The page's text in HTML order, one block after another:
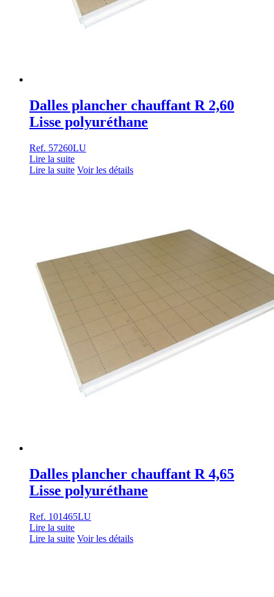
Dalles plancher chauffant R 2,60
Lisse polyuréthane
Ref. 57260LU
Lire la suite
Lire la suite Voir les détails
Dalles plancher chauffant R 4,65
Lisse polyuréthane
Ref. 101465LU
Lire la suite
Lire la suite Voir les détails